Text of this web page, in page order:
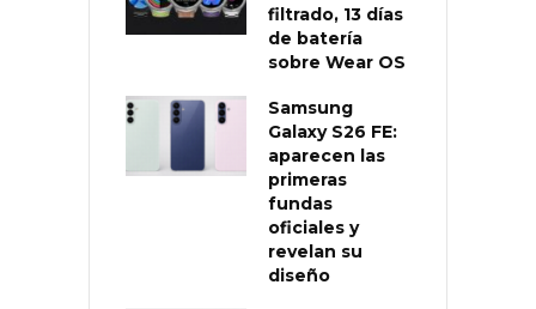
filtrado, 13 días
de batería
sobre Wear OS
Samsung
Galaxy S26 FE:
aparecen las
primeras
fundas
oficiales y
revelan su
diseño